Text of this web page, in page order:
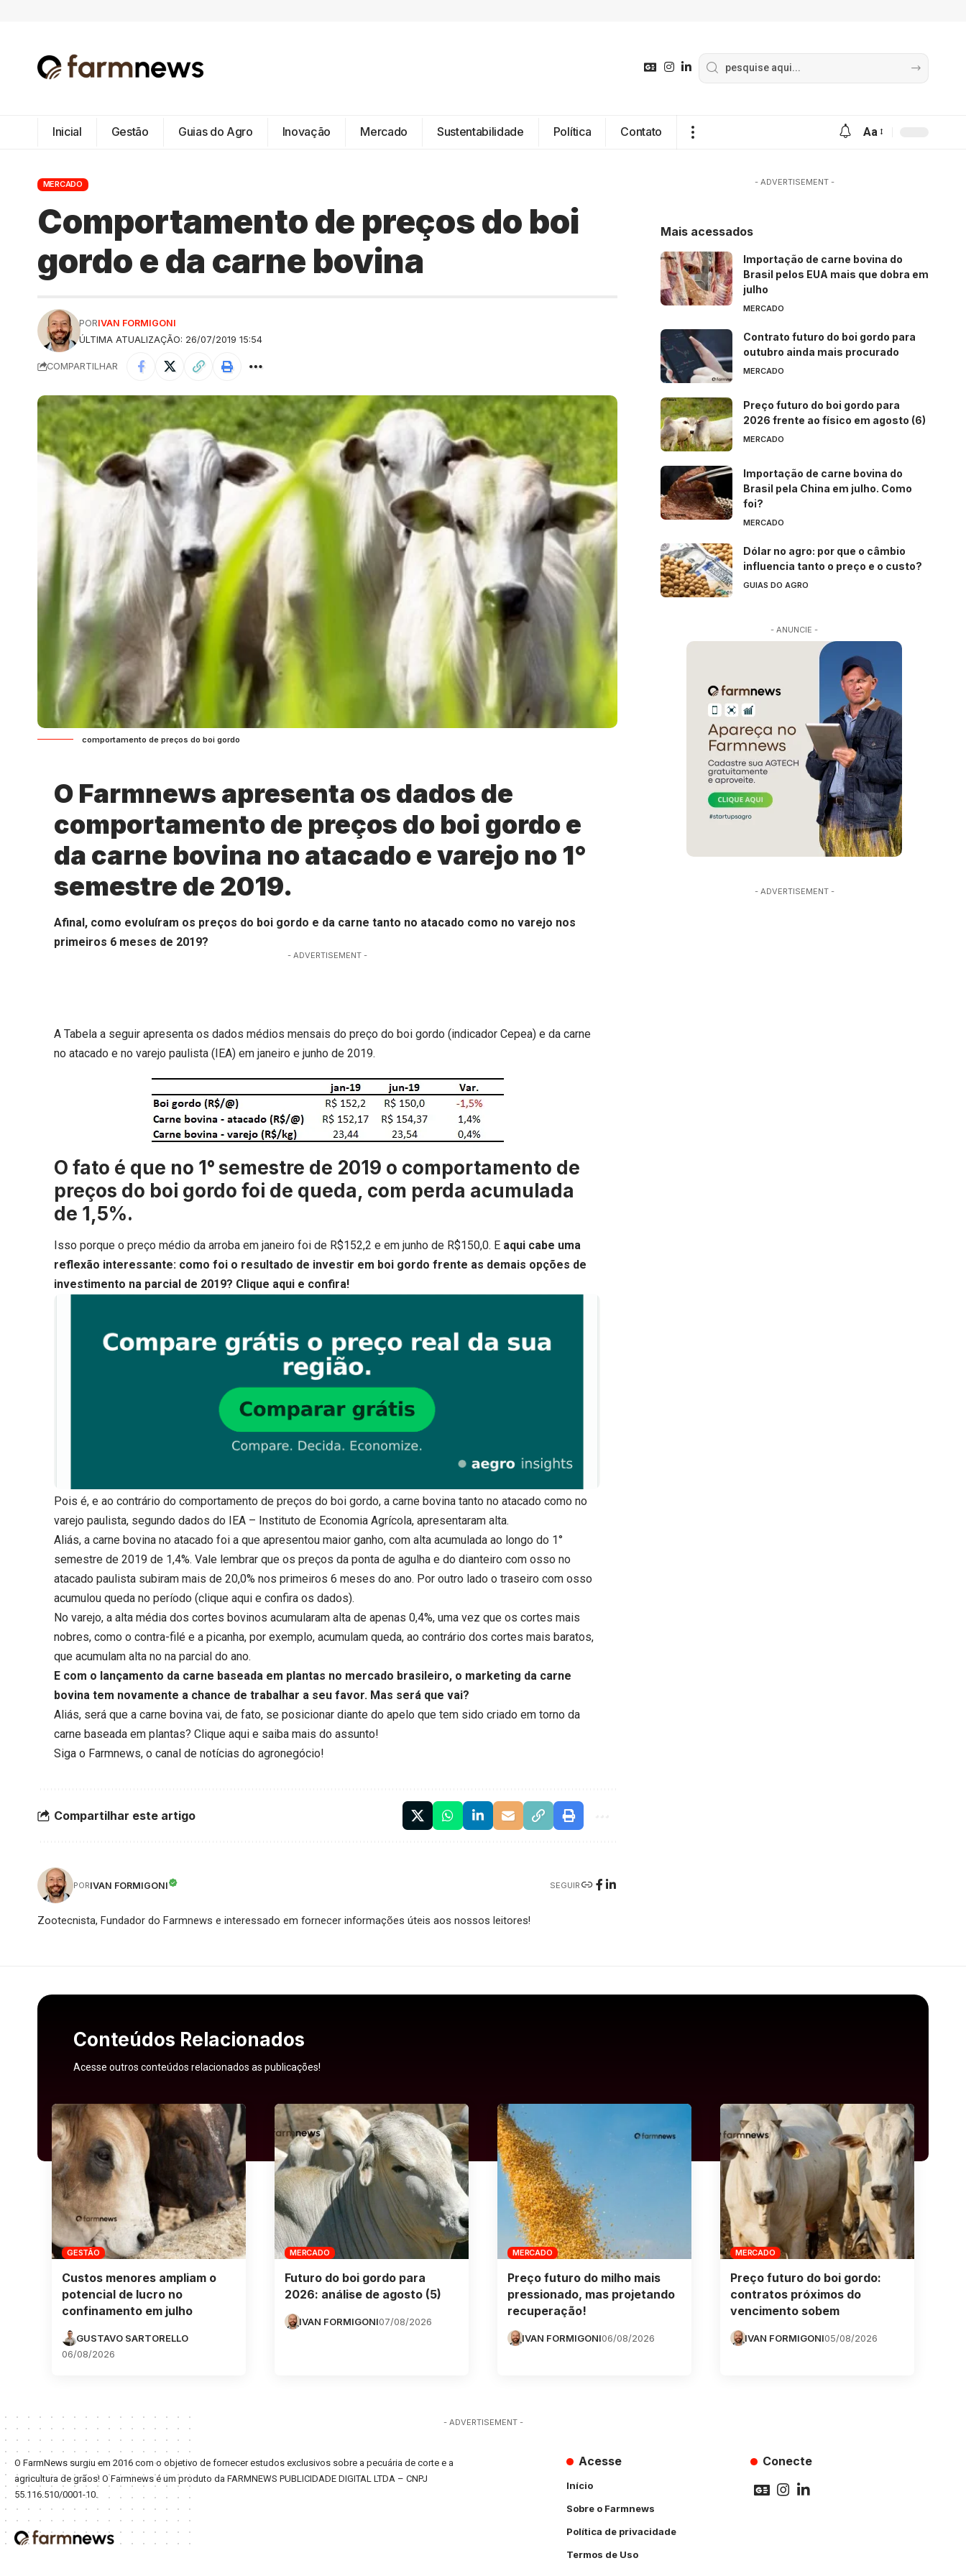
Inicial Gestão Guias do Agro Inovação Mercado Sustentabilidade Política Contato Aa
MERCADO
Comportamento de preços do boi
gordo e da carne bovina
ÚLTIMA ATUALIZAÇÃO: 26/07/2019 15:54
PORIVAN FORMIGONI
COMPARTILHAR
comportamento de preços do boi gordo
O Farmnews apresenta os dados de
comportamento de preços do boi gordo e
da carne bovina no atacado e varejo no 1°
semestre de 2019.
Afinal, como evoluíram os preços do boi gordo e da carne tanto no atacado como no varejo nos
primeiros 6 meses de 2019?
- ADVERTISEMENT -
A Tabela a seguir apresenta os dados médios mensais do preço do boi gordo (indicador Cepea) e da carne
no atacado e no varejo paulista (IEA) em janeiro e junho de 2019.
O fato é que no 1°semestre de 2019 o comportamento de
preços do boi gordo foi de queda, com perda acumulada
de 1,5%.
Isso porque o preço médio da arroba em janeiro foi de R$152,2 e em junho de R$150,0. E aqui cabe uma
reflexão interessante: como foi o resultado de investir em boi gordo frente as demais opções de
investimento na parcial de 2019? Clique aqui e confira!
Pois é, e ao contrário do comportamento de preços do boi gordo, a carne bovina tanto no atacado como no
varejo paulista, segundo dados do IEA – Instituto de Economia Agrícola, apresentaram alta.
Aliás, a carne bovina no atacado foi a que apresentou maior ganho, com alta acumulada ao longo do 1°
semestre de 2019 de 1,4%. Vale lembrar que os preços da ponta de agulha e do dianteiro com osso no
atacado paulista subiram mais de 20,0% nos primeiros 6 meses do ano. Por outro lado o traseiro com osso
acumulou queda no período (clique aqui e confira os dados).
No varejo, a alta média dos cortes bovinos acumularam alta de apenas 0,4%, uma vez que os cortes mais
nobres, como o contra-filé e a picanha, por exemplo, acumulam queda, ao contrário dos cortes mais baratos,
que acumulam alta no na parcial do ano.
E com o lançamento da carne baseada em plantas no mercado brasileiro, o marketing da carne
bovina tem novamente a chance de trabalhar a seu favor. Mas será que vai?
Aliás, será que a carne bovina vai, de fato, se posicionar diante do apelo que tem sido criado em torno da
carne baseada em plantas?Clique aqui e saiba mais do assunto!
Siga o Farmnews, o canal de notícias do agronegócio!
Compartilhar este artigo
PORIVAN FORMIGONI SEGUIR
Zootecnista, Fundador do Farmnews e interessado em fornecer informações úteis aos nossos leitores!
- ADVERTISEMENT -
Mais acessados
Importação de carne bovina do
Brasil pelos EUA mais que dobra em
julho
MERCADO
Contrato futuro do boi gordo para
outubro ainda mais procurado
MERCADO
Preço futuro do boi gordo para
2026 frente ao físico em agosto (6)
MERCADO
Importação de carne bovina do
Brasil pela China em julho. Como
foi?
MERCADO
Dólar no agro: por que o câmbio
influencia tanto o preço e o custo?
GUIAS DO AGRO
- ANUNCIE -
- ADVERTISEMENT -
Conteúdos Relacionados
Acesse outros conteúdos relacionados as publicações!
GESTÃO
Custos menores ampliam o
potencial de lucro no
confinamento em julho
GUSTAVO SARTORELLO
06/08/2026
MERCADO
Futuro do boi gordo para
2026: análise de agosto (5)
IVAN FORMIGONI07/08/2026
MERCADO
Preço futuro do milho mais
pressionado, mas projetando
recuperação!
IVAN FORMIGONI06/08/2026
MERCADO
Preço futuro do boi gordo:
contratos próximos do
vencimento sobem
IVAN FORMIGONI05/08/2026
- ADVERTISEMENT -
O FarmNews surgiu em 2016 com o objetivo de fornecer estudos exclusivos sobre a pecuária de corte e a
agricultura de grãos! O Farmnews é um produto da FARMNEWS PUBLICIDADE DIGITAL LTDA – CNPJ
55.116.510/0001-10.
Acesse
Início
Sobre o Farmnews
Política de privacidade
Termos de Uso
Conecte